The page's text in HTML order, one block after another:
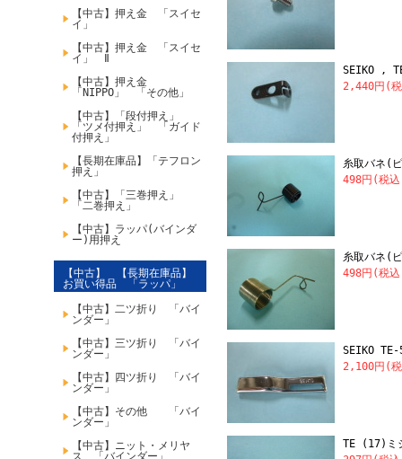
【中古】押え金 「スイセ
イ」
【中古】押え金 「スイセ
イ」 Ⅱ
【中古】押え金
「NIPPO」 「その他」
【中古】「段付押え」
「ツメ付押え」 「ガイド
付押え」
【長期在庫品】「テフロン
押え」
【中古】「三巻押え」
「二巻押え」
【中古】ラッパ(バインダ
ー)用押え
【中古】 【長期在庫品】
お買い得品 「ラッパ」
【中古】二ツ折り 「バイ
ンダー」
【中古】三ツ折り 「バイ
ンダー」
【中古】四ツ折り 「バイ
ンダー」
【中古】その他 「バイ
ンダー」
【中古】ニット・メリヤ
ス 「バインダー」
SEIKO ,
2,440円(
糸取バネ(
498円(税
糸取バネ(
498円(税
SEIKO TE-
2,100円(
TE (17)ミ